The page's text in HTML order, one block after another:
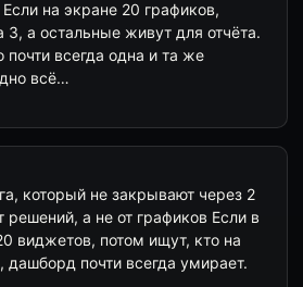
на экране 20 графиков,
3, а остальные живут для отчёта.
почти всегда одна и та же
всё…
который не закрывают через 2
решений, а не от графиков Если в
виджетов, потом ищут, кто на
дашборд почти всегда умирает.